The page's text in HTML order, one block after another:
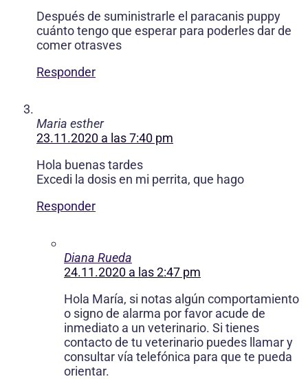
Después de suministrarle el paracanis puppy
cuánto tengo que esperar para poderles dar de
comer otrasves
Responder
Maria esther
23.11.2020 a las 7:40 pm
Hola buenas tardes
Excedi la dosis en mi perrita, que hago
Responder
Diana Rueda
24.11.2020 a las 2:47 pm
Hola María, si notas algún comportamiento
o signo de alarma por favor acude de
inmediato a un veterinario. Si tienes
contacto de tu veterinario puedes llamar y
consultar vía telefónica para que te pueda
orientar.